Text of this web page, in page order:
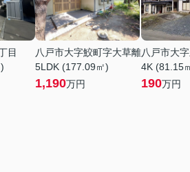
目
八戸市大字鮫町字大草離
5LDK (177.09㎡)
1,190万円
八戸市大
4K (81.15
190万円